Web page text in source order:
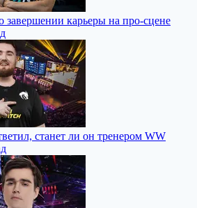
завершении карьеры на про-сцене
станет ли он тренером WW